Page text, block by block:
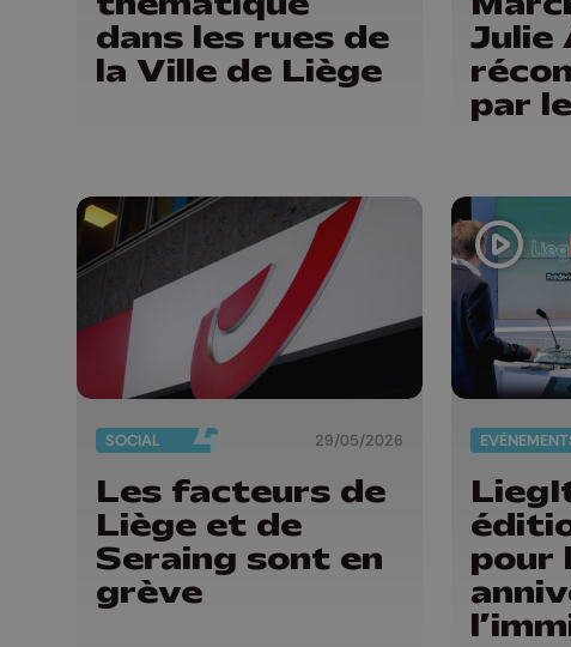
dans les rues de
la Ville de Liège
Julie
par
Liège
SOCIAL 29/05/2026
Les facteurs de
Liège et de
Seraing sont en
grève
pour